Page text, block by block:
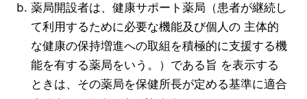
薬局開設者は、健康サポート薬局（患者が継続し
て利用するために必要な機能及び個人の 主体的
な健康の保持増進への取組を積極的に支援する機
能を有する薬局をいう。）である旨 を表示する
ときは、その薬局を保健所長が定める基準に適合